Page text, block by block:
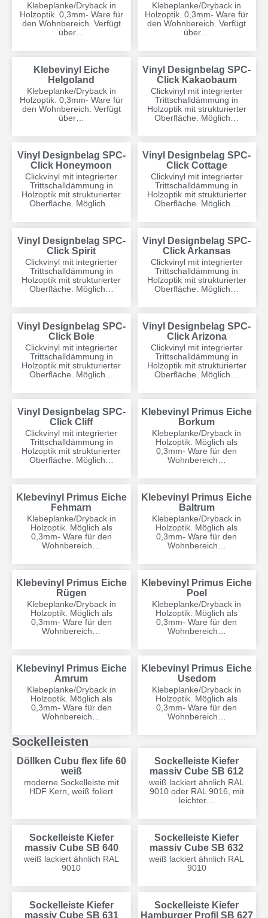
Klebeplanke/Dryback in
Holzoptik. 0,3mm- Ware für
den Wohnbereich. Verfügt
über…
Klebeplanke/Dryback in
Holzoptik. 0,3mm- Ware für
den Wohnbereich. Verfügt
über…
Klebevinyl Eiche
Helgoland
Klebeplanke/Dryback in
Holzoptik. 0,3mm- Ware für
den Wohnbereich. Verfügt
über…
Vinyl Designbelag SPC-
Click Kakaobaum
Clickvinyl mit integrierter
Trittschalldämmung in
Holzoptik mit strukturierter
Oberfläche. Möglich…
Vinyl Designbelag SPC-
Click Honeymoon
Clickvinyl mit integrierter
Trittschalldämmung in
Holzoptik mit strukturierter
Oberfläche. Möglich…
Vinyl Designbelag SPC-
Click Cottage
Clickvinyl mit integrierter
Trittschalldämmung in
Holzoptik mit strukturierter
Oberfläche. Möglich…
Vinyl Designbelag SPC-
Click Spirit
Clickvinyl mit integrierter
Trittschalldämmung in
Holzoptik mit strukturierter
Oberfläche. Möglich…
Vinyl Designbelag SPC-
Click Arkansas
Clickvinyl mit integrierter
Trittschalldämmung in
Holzoptik mit strukturierter
Oberfläche. Möglich…
Vinyl Designbelag SPC-
Click Bole
Clickvinyl mit integrierter
Trittschalldämmung in
Holzoptik mit strukturierter
Oberfläche. Möglich…
Vinyl Designbelag SPC-
Click Arizona
Clickvinyl mit integrierter
Trittschalldämmung in
Holzoptik mit strukturierter
Oberfläche. Möglich…
Vinyl Designbelag SPC-
Click Cliff
Clickvinyl mit integrierter
Trittschalldämmung in
Holzoptik mit strukturierter
Oberfläche. Möglich…
Klebevinyl Primus Eiche
Borkum
Klebeplanke/Dryback in
Holzoptik. Möglich als
0,3mm- Ware für den
Wohnbereich…
Klebevinyl Primus Eiche
Fehmarn
Klebeplanke/Dryback in
Holzoptik. Möglich als
0,3mm- Ware für den
Wohnbereich…
Klebevinyl Primus Eiche
Baltrum
Klebeplanke/Dryback in
Holzoptik. Möglich als
0,3mm- Ware für den
Wohnbereich…
Klebevinyl Primus Eiche
Rügen
Klebeplanke/Dryback in
Holzoptik. Möglich als
0,3mm- Ware für den
Wohnbereich…
Klebevinyl Primus Eiche
Poel
Klebeplanke/Dryback in
Holzoptik. Möglich als
0,3mm- Ware für den
Wohnbereich…
Klebevinyl Primus Eiche
Amrum
Klebeplanke/Dryback in
Holzoptik. Möglich als
0,3mm- Ware für den
Wohnbereich…
Klebevinyl Primus Eiche
Usedom
Klebeplanke/Dryback in
Holzoptik. Möglich als
0,3mm- Ware für den
Wohnbereich…
Sockelleisten
Döllken Cubu flex life 60
weiß
moderne Sockelleiste mit
HDF Kern, weiß foliert
Sockelleiste Kiefer
massiv Cube SB 612
weiß lackiert ähnlich RAL
9010 oder RAL 9016, mit
leichter…
Sockelleiste Kiefer
massiv Cube SB 640
weiß lackiert ähnlich RAL
9010
Sockelleiste Kiefer
massiv Cube SB 632
weiß lackiert ähnlich RAL
9010
Sockelleiste Kiefer
massiv Cube SB 631
Sockelleiste Kiefer
Hamburger Profil SB 627